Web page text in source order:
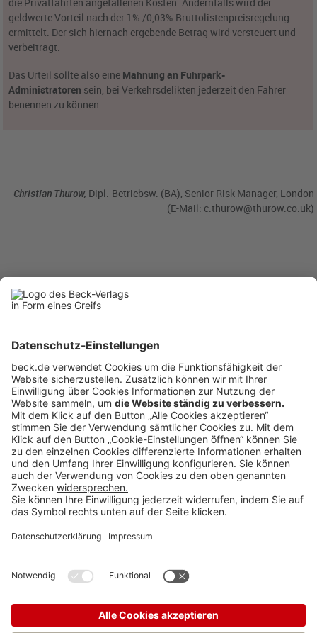
die Privatfahrten angefallenen Kosten. Andernfalls wird der
geldwerte Vorteil nach der 1%-/0,03%-Bruttolistenpreisregelung
ermittelt. Der sich hiernach ergebende Betrag wird versteuert und
verbeitragt.
Das Urteil sollte also eine Mahnung an Fuhrpark-
Administratoren sein, bei Verkehrsdelikten jederzeit den Fahrer
benennen zu können.
Christian Thurow, Dipl.-Betriebsw. (BA), Senior Risk Manager, London
(E-Mail: c.thurow@thurow.co.uk)
BC 11/2025
Rubriken
Menü
Anzeigen